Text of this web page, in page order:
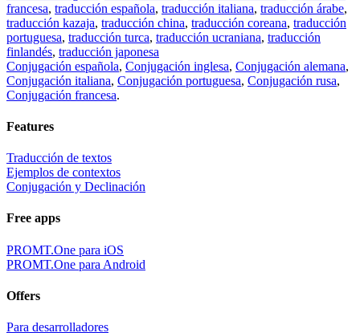
francesa, traducción española, traducción italiana, traducción árabe,
traducción kazaja, traducción china, traducción coreana, traducción
portuguesa, traducción turca, traducción ucraniana, traducción
finlandés, traducción japonesa
Conjugación española, Conjugación inglesa, Conjugación alemana,
Conjugación italiana, Conjugación portuguesa, Conjugación rusa,
Conjugación francesa.
Features
Traducción de textos
Ejemplos de contextos
Conjugación y Declinación
Free apps
PROMT.One para iOS
PROMT.One para Android
Offers
Para desarrolladores